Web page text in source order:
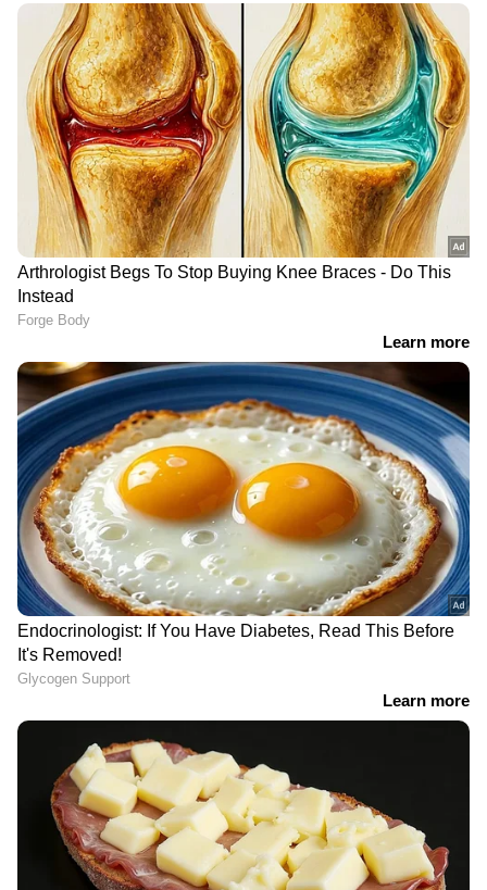
ചാലക്കുടി ഡിവൈഎസ്പി കെ പി ബെന്നി,
ഇന്‍സ്പെക്ടര്‍ ടി ശശികുമാര്‍, പ്രൊബേഷന്‍
എസ് ഐ വൈശാഖ്, ഡാന്‍സാഫ് ടീം
അംഗങ്ങളായ സതീശന്‍ മടപ്പാട്ടില്‍, പി എം
മൂസ, വി യു സില്‍ജോ, എ യു റെജി, എം ജെ
ബിനു തുടങ്ങിയവരും ഉണ്ടായിരുന്നു.
58 കിലോ കഞ്ചാവ്, 134 ഗ്രം
മെത്തഫിറ്റമിന്‍,390 ഗ്രാം
ഹാഷിഷ് ഓയില്‍,
ചൂളയില്‍ ഇട്ട് കത്തിച്ചത്
പൊലീസ് പിടിച്ചെടുത്ത
ലഹരി വസ്തുക്കള്‍
മയക്കുമരുന്ന് കേസിൽ
പിടിയിലായി വീണ്ടും
കുറ്റമാവർത്തിച്ചാൽ പണി
കിട്ടും, കര്‍ശന നടപടിക്ക്
നീക്കം
LATEST VIDEOS
സ്ത്രീ ആരോഗ്യ സംരക്ഷണത്തിൽ
രാജ്യത്ത് മാതൃകയാകാൻ
കര്‍ണാടക; 'ഋതുതാരെ' പദ്ധതി
ഒരുങ്ങുന്നു
നീക്കങ്ങളോ? പാർട്ടി വിട്ടവരെ
വിരട്ടാൻ ശ്രമിക്കുന്നോ? | News
Hour